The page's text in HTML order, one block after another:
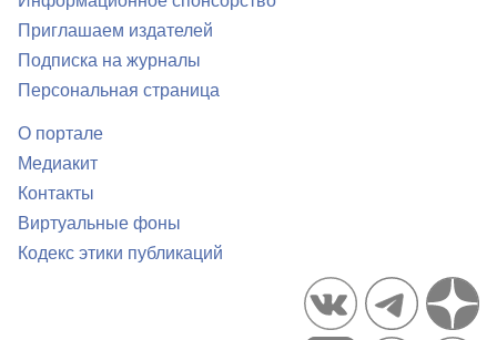
Приглашаем издателей
Подписка на журналы
Персональная страница
О портале
Медиакит
Контакты
Виртуальные фоны
Кодекс этики публикаций